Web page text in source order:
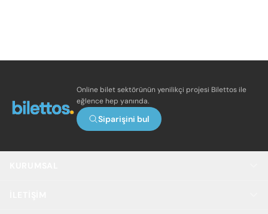
Online bilet sektörünün yenilikçi projesi Bilettos ile
eğlence hep yanında.
Siparişini bul